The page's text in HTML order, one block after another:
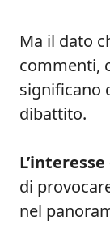
Ma il dato
commenti,
significano
dibattito.
di
nel